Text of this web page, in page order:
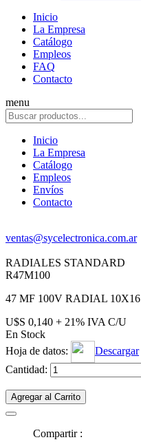
Inicio
La Empresa
Catálogo
Empleos
FAQ
Contacto
menu
Inicio
La Empresa
Catálogo
Empleos
Envíos
Contacto
ventas@sycelectronica.com.ar
RADIALES STANDARD
R47M100
47 MF 100V RADIAL 10X16
U$S 0,140 + 21% IVA C/U
En Stock
Hoja de datos:
Descargar
Cantidad:
Agregar al Carrito
Compartir :